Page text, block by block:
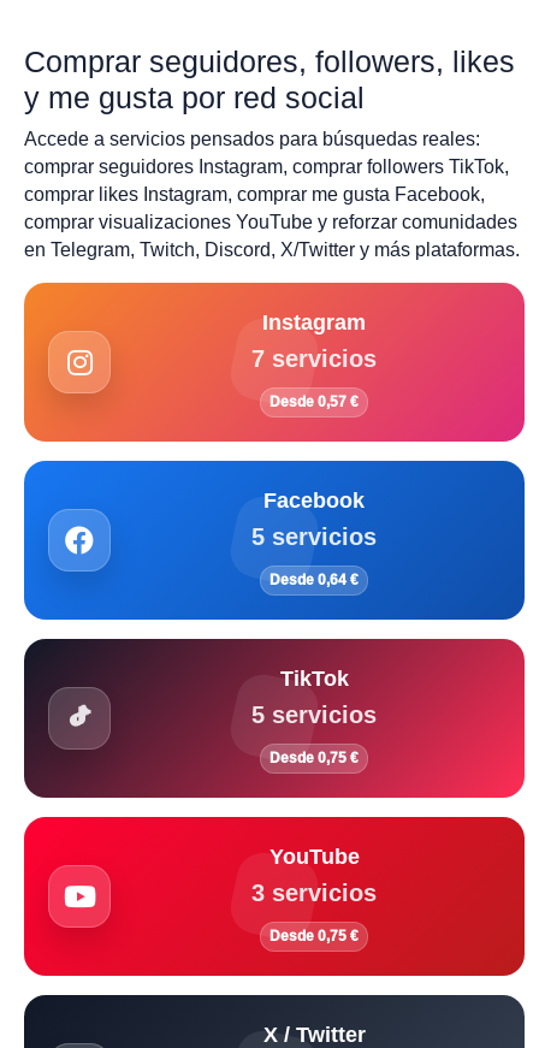
Comprar seguidores, followers, likes
y me gusta por red social
Accede a servicios pensados para búsquedas reales:
comprar seguidores Instagram, comprar followers TikTok,
comprar likes Instagram, comprar me gusta Facebook,
comprar visualizaciones YouTube y reforzar comunidades
en Telegram, Twitch, Discord, X/Twitter y más plataformas.
Instagram
7 servicios
Desde 0,57 €
Facebook
5 servicios
Desde 0,64 €
TikTok
5 servicios
Desde 0,75 €
YouTube
3 servicios
Desde 0,75 €
X / Twitter